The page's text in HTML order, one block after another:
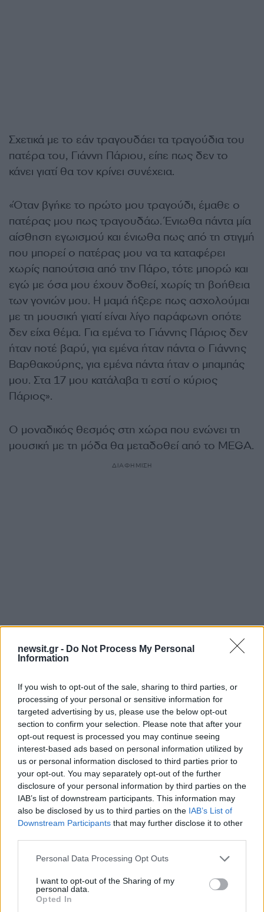
newsit.gr - Do Not Process My Personal
Information
If you wish to opt-out of the sale, sharing to third parties, or
processing of your personal or sensitive information for
targeted advertising by us, please use the below opt-out
section to confirm your selection. Please note that after your
opt-out request is processed you may continue seeing
interest-based ads based on personal information utilized by
us or personal information disclosed to third parties prior to
your opt-out. You may separately opt-out of the further
disclosure of your personal information by third parties on the
IAB’s list of downstream participants. This information may
also be disclosed by us to third parties on the IAB’s List of
Downstream Participants that may further disclose it to other
Please note that this website/app uses one or more Google
not limited to your visit or usage behaviour. You may click to
grant or deny consent to Google and its third-party tags to
use your data for below specified purposes in below Google
Personal Data Processing Opt Outs
I want to opt-out of the Sharing of my
personal data.
Opted In
Σχετικά με το εάν τραγουδάει τα τραγούδια του
πατέρα του, Γιάννη Πάριου, είπε πως δεν το
κάνει γιατί θα τον κρίνει συνέχεια.
«Όταν βγήκε το πρώτο μου τραγούδι, έμαθε ο
πατέρας μου πως τραγουδάω. Ένιωθα πάντα μία
αίσθηση εγωισμού και ένιωθα πως από τη στιγμή
που μπορεί ο πατέρας μου να τα καταφέρει
χωρίς παπούτσια από την Πάρο, τότε μπορώ και
εγώ με όσα μου έχουν δοθεί, χωρίς τη βοήθεια
των γονιών μου. Η μαμά ήξερε πως ασχολούμαι
με τη μουσική γιατί είναι λίγο παράφωνη οπότε
δεν είχα θέμα. Για εμένα το Γιάννης Πάριος δεν
ήταν ποτέ βαρύ, για εμένα ήταν πάντα ο Γιάννης
Βαρθακούρης, για εμένα πάντα ήταν ο μπαμπάς
μου. Στα 17 μου κατάλαβα τι εστί ο κύριος
Πάριος».
O μοναδικός θεσμός στη χώρα που ενώνει τη
μουσική με τη μόδα θα μεταδοθεί από το MEGA.
ΔΙΑΦΗΜΙΣΗ
Σχόλια
Αν τα χάσατε
Φωτιά στο Μουζάκι Ηλείας
- Μεγάλη κινητοποίηση της
Πυροσβεστικής σε δασική
έκταση με πεύκα, πριν την
είσοδο του χωριού
Νέο βίντεο με τον
Μοτζτάμπα Χαμενεΐ
φουντώνουν οι φήμες
το αν βρίσκεται στη